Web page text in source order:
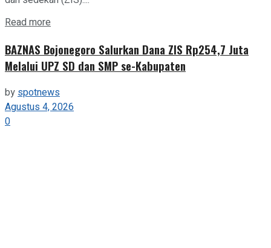
Read more
BAZNAS Bojonegoro Salurkan Dana ZIS Rp254,7 Juta
Melalui UPZ SD dan SMP se-Kabupaten
by spotnews
Agustus 4, 2026
0